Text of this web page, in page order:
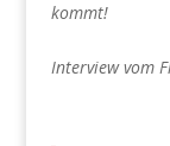
kommt!
Interview vom